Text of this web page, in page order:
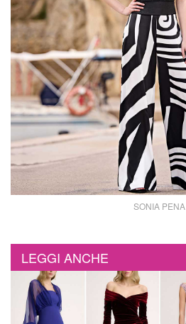
SONIA PENA
LEGGI ANCHE